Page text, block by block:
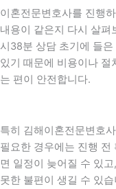
이혼전문변호사를 진행
내용이 같은지 다시 살
시38분 상담 초기에 들
있기 때문에 비용이나
는 편이 안전합니다.
특히 김해이혼전문변호
필요한 경우에는 진행 전
면 일정이 늦어질 수 있
못한 불편이 생길 수 있